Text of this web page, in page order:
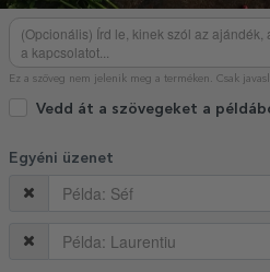
Ez a szöveg nem jelenik meg a terméken. Csak
Vedd át a szövegeket a
Egyéni üzenet